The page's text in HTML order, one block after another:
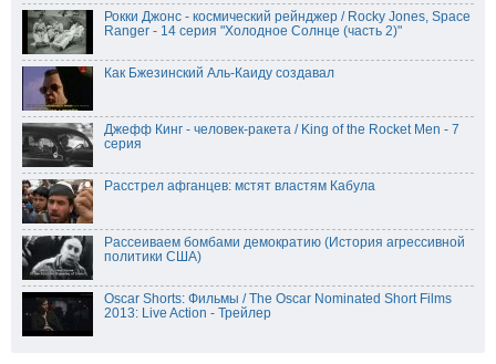
Рокки Джонс - космический рейнджер / Rocky Jones, Space
Ranger - 14 серия "Холодное Солнце (часть 2)"
Как Бжезинский Аль-Каиду создавал
Джефф Кинг - человек-ракета / King of the Rocket Men - 7
серия
Расстрел афганцев: мстят властям Кабула
Рассеиваем бомбами демократию (История агрессивной
политики США)
Oscar Shorts: Фильмы / The Oscar Nominated Short Films
2013: Live Action - Трейлер